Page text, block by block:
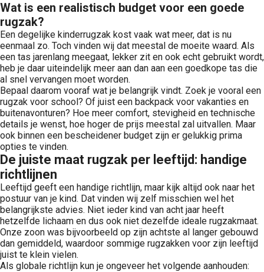
Wat is een realistisch budget voor een goede
rugzak?
Een degelijke kinderrugzak kost vaak wat meer, dat is nu
eenmaal zo. Toch vinden wij dat meestal de moeite waard. Als
een tas jarenlang meegaat, lekker zit en ook echt gebruikt wordt,
heb je daar uiteindelijk meer aan dan aan een goedkope tas die
al snel vervangen moet worden.
Bepaal daarom vooraf wat je belangrijk vindt. Zoek je vooral een
rugzak voor school? Of juist een backpack voor vakanties en
buitenavonturen? Hoe meer comfort, stevigheid en technische
details je wenst, hoe hoger de prijs meestal zal uitvallen. Maar
ook binnen een bescheidener budget zijn er gelukkig prima
opties te vinden.
De juiste maat rugzak per leeftijd: handige
richtlijnen
Leeftijd geeft een handige richtlijn, maar kijk altijd ook naar het
postuur van je kind. Dat vinden wij zelf misschien wel het
belangrijkste advies. Niet ieder kind van acht jaar heeft
hetzelfde lichaam en dus ook niet dezelfde ideale rugzakmaat.
Onze zoon was bijvoorbeeld op zijn achtste al langer gebouwd
dan gemiddeld, waardoor sommige rugzakken voor zijn leeftijd
juist te klein vielen.
Als globale richtlijn kun je ongeveer het volgende aanhouden: